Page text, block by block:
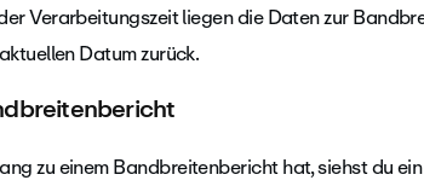
Verarbeitungszeit liegen die Daten zur
Datum zurück.
zu einem Bandbreitenbericht hat, siehst du